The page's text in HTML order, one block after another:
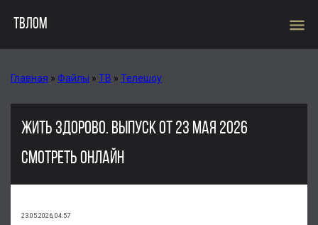
ТВЛОМ menu
Главная » Файлы » ТВ » Телешоу
ЖИТЬ ЗДОРОВО. ВЫПУСК ОТ 23 МАЯ 2026
СМОТРЕТЬ ОНЛАЙН
23.05.2026, 04:57